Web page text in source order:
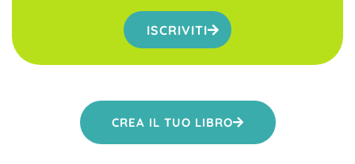
ISCRIVITI
CREA IL TUO LIBRO